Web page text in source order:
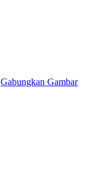
Gabungkan Gambar